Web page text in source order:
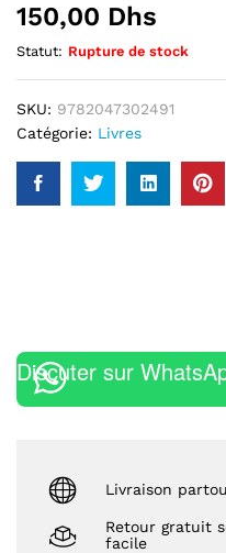
150,00 Dhs
Statut: Rupture de stock
SKU: 9782047302491
Catégorie: Livres
Discuter sur
Livraison
Retour gratuit
facile